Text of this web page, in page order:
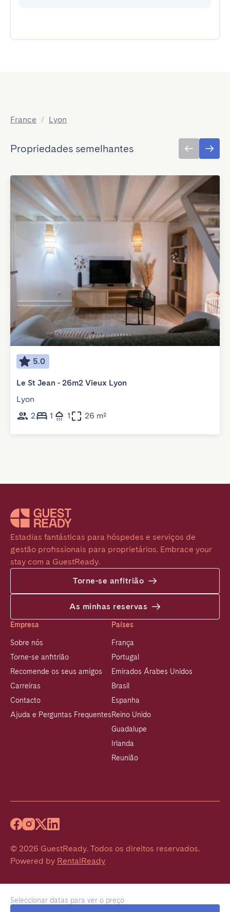
Seleccionar datas para ver o preço
France / Lyon
Propriedades semelhantes
5.0
Le St Jean - 26m2 Vieux Lyon
Lyon
2
1 1 26 m²
Estadias fantásticas para hóspedes e serviços de
gestão profissionais para proprietários. Embrace your
stay com a GuestReady.
Torne-se anfitrião
As minhas reservas
Empresa
Sobre nós
Torne-se anfitrião
Recomende os seus amigos
Carreiras
Contacto
Ajuda e Perguntas Frequentes
Países
França
Portugal
Emirados Árabes Unidos
Brasil
Espanha
Reino Unido
Guadalupe
Irlanda
Reunião
© 2026 GuestReady. Todos os direitos reservados.
Powered by RentalReady